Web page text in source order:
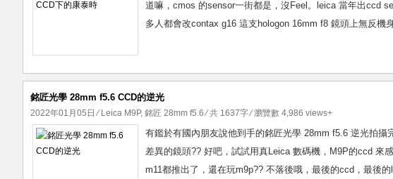
道嘛，cmos 的sensor一街都是，沒Feel。leica 當年出ccd
多人都會改contax g16 這支hologon 16mm f8 鏡頭上無反機
銘匠光學 28mm f5.6 CCD的逆光
2022年01月05日 ⁄ Leica M9P, 銘匠 28mm f5.6⁄ 共 1637字 ⁄ 瀏覽數 4,986 views+
有鑑於有國內朋友說他到手的銘匠光學 28mm f5.6 逆光拍
差異的鏡頭?? 好吧，試試用真Leica 數碼機，M9P的ccd 來
m11都推出了，還在玩m9p?? 不落後哦，最後的ccd，最後